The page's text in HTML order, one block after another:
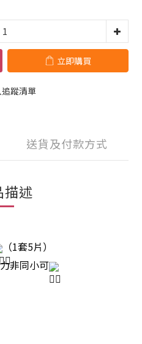
立即購買
蹤清單
送貨及付款方式
描述
（1套5片）
非同小可